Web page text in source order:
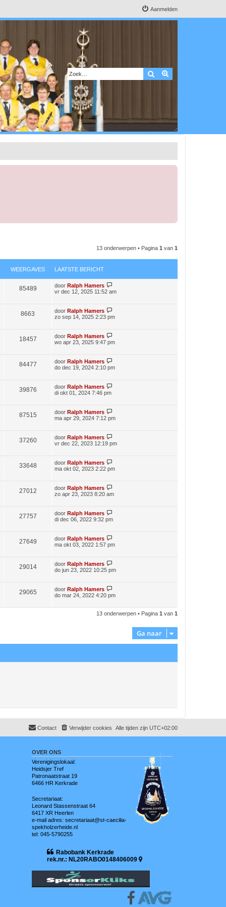
Aanmelden
Zoek
13 onderwerpen • Pagina 1 van 1
WEERGAVES LAATSTE BERICHT
85489 door Ralph Hamers
vr dec 12, 2025 11:52 am
8663 door Ralph Hamers
zo sep 14, 2025 2:23 pm
18457 door Ralph Hamers
wo apr 23, 2025 9:47 pm
84477 door Ralph Hamers
do dec 19, 2024 2:10 pm
39876 door Ralph Hamers
di okt 01, 2024 7:46 pm
87515 door Ralph Hamers
ma apr 29, 2024 7:12 pm
37260 door Ralph Hamers
vr dec 22, 2023 12:19 pm
33648 door Ralph Hamers
ma okt 02, 2023 2:22 pm
27012 door Ralph Hamers
zo apr 23, 2023 8:20 am
27757 door Ralph Hamers
di dec 06, 2022 9:32 pm
27649 door Ralph Hamers
ma okt 03, 2022 1:57 pm
29014 door Ralph Hamers
do jun 23, 2022 10:25 pm
29065 door Ralph Hamers
do mar 24, 2022 4:20 pm
13 onderwerpen • Pagina 1 van 1
Ga naar
Alle tijden zijn UTC+02:00
Verwijder cookies
Contact
OVER ONS
Verenigingslokaal:
Heidsjer Tref
Patronaatstraat 19
6466 HR Kerkrade
Secretariaat:
Leonard Stassenstraat 64
6417 XR Heerlen
e-mail adres: secretariaat@st-caecilia-
spekholzerheide.nl
tel: 045-5790255
Rabobank Kerkrade
rek.nr.: NL20RABO0148406009